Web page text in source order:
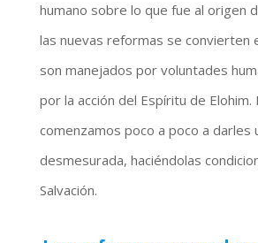
humano sobre lo que fue al origen
las nuevas reformas se convierten
son manejados por voluntades
por la acción del Espíritu de Elohim.
comenzamos poco a poco a darles
desmesurada, haciéndolas
Salvación.